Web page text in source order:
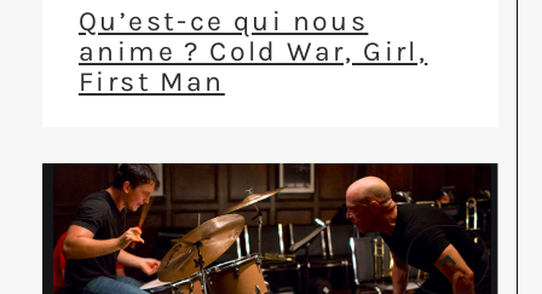
Qu’est-ce qui nous
anime ? Cold War, Girl,
First Man